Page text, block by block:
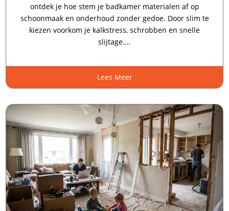
ontdek je hoe stem je badkamer materialen af op
schoonmaak en onderhoud zonder gedoe.​ Door slim te
kiezen voorkom je kalkstress, schrobben en snelle
slijtage.​...
Lees Meer